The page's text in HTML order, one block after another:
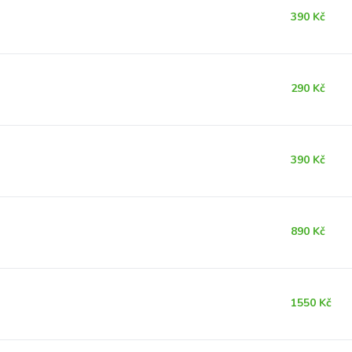
390 Kč
290 Kč
390 Kč
890 Kč
1550 Kč